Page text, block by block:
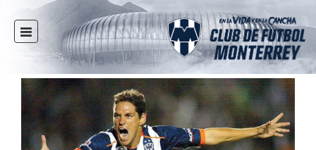
INICIO
NOTICIAS
CLUB
MULTIMEDIA